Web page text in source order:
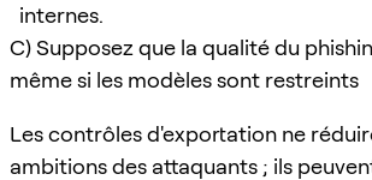
internes.
C) Supposez que la qualité du
même si les modèles sont restreints
Les contrôles d'exportation ne
ambitions des attaquants ; ils